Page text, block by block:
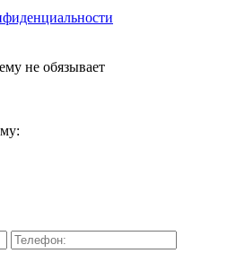
не обязывает